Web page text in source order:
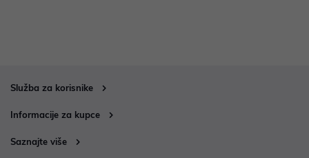
Služba za korisnike
Informacije za kupce
Saznajte više